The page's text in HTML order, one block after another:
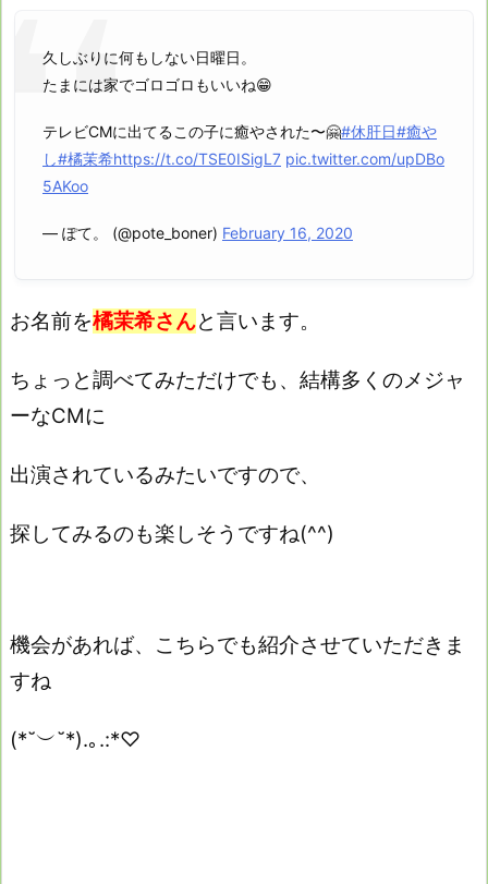
久しぶりに何もしない日曜日。
たまには家でゴロゴロもいいね😁
テレビCMに出てるこの子に癒やされた〜🤗#休肝日#癒や
し#橘茉希https://t.co/TSE0ISigL7 pic.twitter.com/upDBo
5AKoo
— ぽて。 (@pote_boner) February 16, 2020
お名前を橘茉希さんと言います。
ちょっと調べてみただけでも、結構多くのメジャ
ーなCMに
出演されているみたいですので、
探してみるのも楽しそうですね(^^)
機会があれば、こちらでも紹介させていただきま
すね
(*˘︶˘*).｡.:*♡